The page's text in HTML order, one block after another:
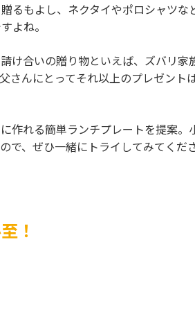
るもよし、ネクタイやポロシャツな
よね。
け合いの贈り物といえば、ズバリ家
さんにとってそれ以上のプレゼント
作れる簡単ランチプレートを提案。
で、ぜひ一緒にトライしてみてくだ
！